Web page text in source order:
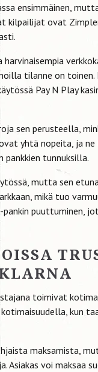
ensimmäinen,
kilpailijat ovat
tilanne on
Pay N Play
sen perusteella,
yhtä nopeita, ja
tunnuksilla.
mutta sen
mikä tuo
pankin puuttuminen,
toimivat
kun
maksamista,
Asiakas voi maksaa